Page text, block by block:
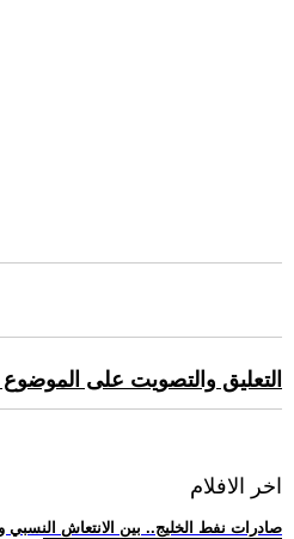
التعليق والتصويت على
اخر الافلام
.. صادرات نفط الخليج.. بين الانتعاش النسبي